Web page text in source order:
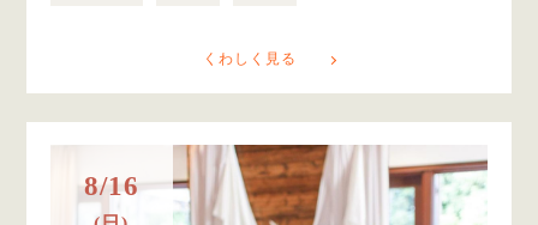
くわしく見る
8/16